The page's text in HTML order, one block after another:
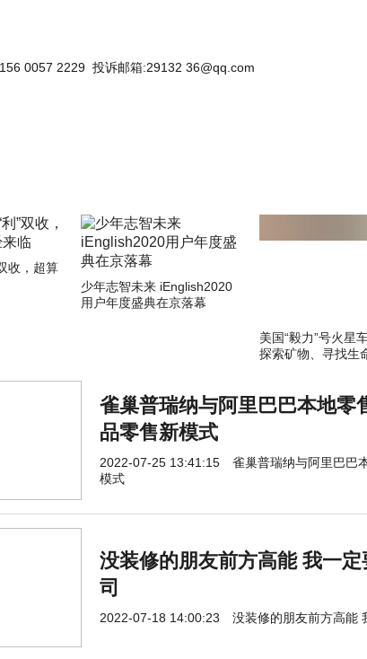
0057 2229 投诉邮箱:29132 36@qq.com
收，超算
少年志智未来 iEnglish2020
用户年度盛典在京落幕
美国“毅力”号火星
探索矿物、寻找生
雀巢普瑞纳与阿里巴巴本地零
品零售新模式
2022-07-25 13:41:15
雀巢普瑞纳与阿里巴巴
模式
没装修的朋友前方高能 我一
司
2022-07-18 14:00:23 没装修的朋友前方高能